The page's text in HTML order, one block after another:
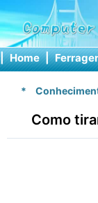
| Home |
*
Como